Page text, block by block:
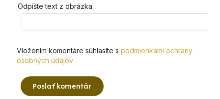
Odpíšte text z obrázka
Vložením komentáre súhlasíte s podmienkami ochrany
osobných údajov
Poslať komentár